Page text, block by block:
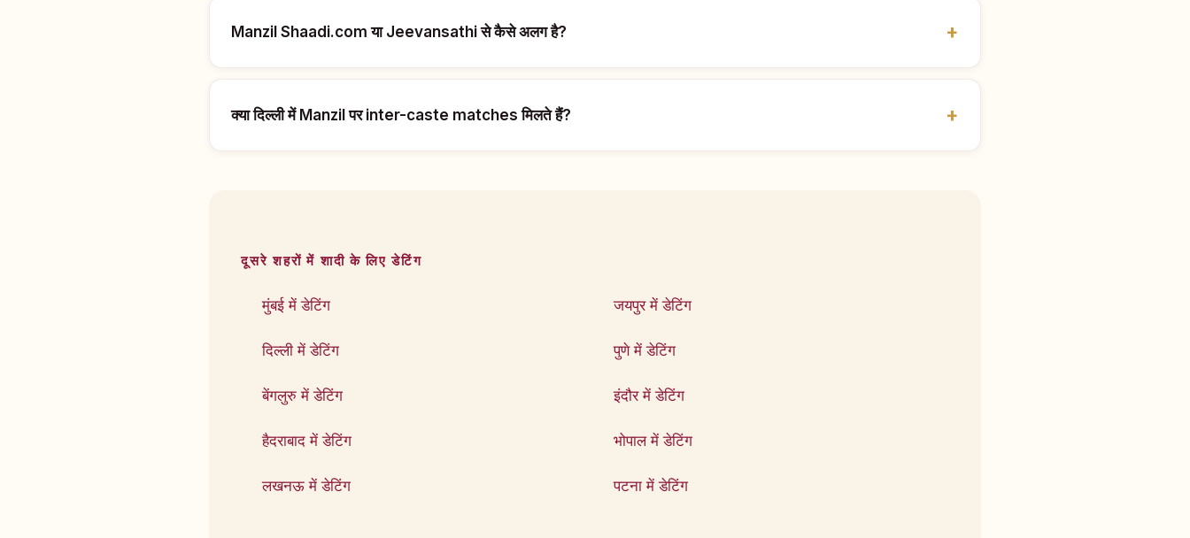
Manzil Shaadi.com या Jeevansathi से कैसे अलग है?
क्या दिल्ली में Manzil पर inter-caste matches मिलते हैं?
दूसरे शहरों में शादी के लिए डेटिंग
मुंबई में डेटिंग
दिल्ली में डेटिंग
बेंगलुरु में डेटिंग
हैदराबाद में डेटिंग
लखनऊ में डेटिंग
जयपुर में डेटिंग
पुणे में डेटिंग
इंदौर में डेटिंग
भोपाल में डेटिंग
पटना में डेटिंग